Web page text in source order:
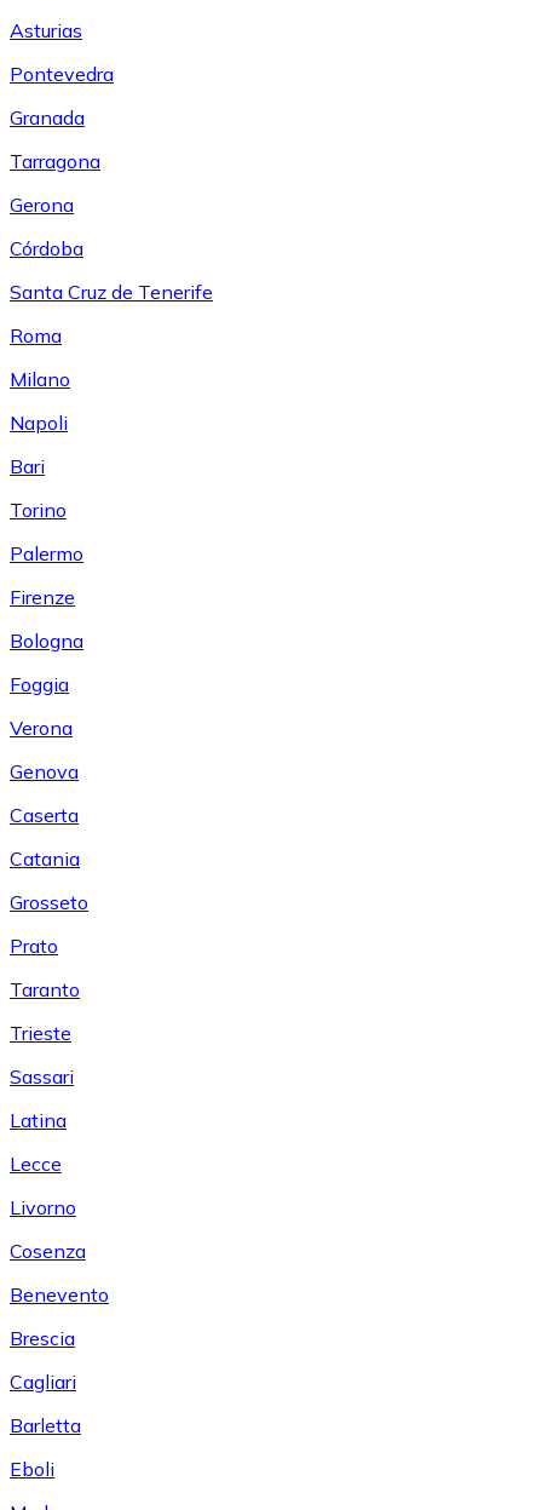
Asturias
Pontevedra
Granada
Tarragona
Gerona
Córdoba
Santa Cruz de Tenerife
Roma
Milano
Napoli
Bari
Torino
Palermo
Firenze
Bologna
Foggia
Verona
Genova
Caserta
Catania
Grosseto
Prato
Taranto
Trieste
Sassari
Latina
Lecce
Livorno
Cosenza
Benevento
Brescia
Cagliari
Barletta
Eboli